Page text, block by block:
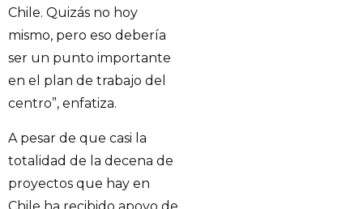
Chile. Quizás no hoy
mismo, pero eso debería
ser un punto importante
en el plan de trabajo del
centro”, enfatiza.
A pesar de que casi la
totalidad de la decena de
proyectos que hay en
Chile ha recibido apoyo de